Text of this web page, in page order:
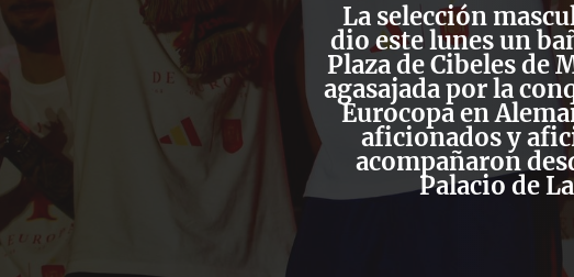
La selección
dio este lunes un
Plaza de Cibeles de
agasajada por la
Eurocopa en
aficionados y
acompañaron
Palacio de